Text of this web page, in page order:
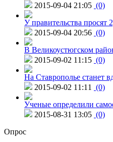
2015-09-04 21:05 (0)
У правительства просят
2015-09-04 20:56 (0)
В Великоустюгском
2015-09-02 11:15 (0)
На Ставрополье станет
2015-09-02 11:11
(0)
Ученые определили
2015-08-31 13:05 (0)
Опрос